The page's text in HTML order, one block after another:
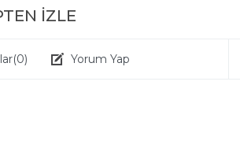
İZLE
(0) Yorum Yap